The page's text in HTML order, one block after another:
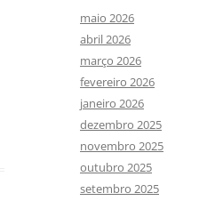
maio 2026
abril 2026
março 2026
fevereiro 2026
janeiro 2026
dezembro 2025
novembro 2025
outubro 2025
setembro 2025